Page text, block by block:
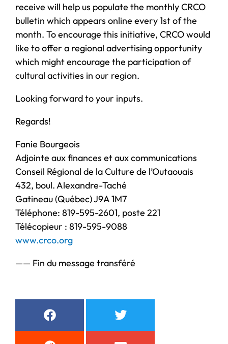
receive will help us populate the monthly CRCO
bulletin which appears online every 1st of the
month. To encourage this initiative, CRCO would
like to offer a regional advertising opportunity
which might encourage the participation of
cultural activities in our region.
Looking forward to your inputs.
Regards!
Fanie Bourgeois
Adjointe aux finances et aux communications
Conseil Régional de la Culture de l’Outaouais
432, boul. Alexandre-Taché
Gatineau (Québec) J9A 1M7
Téléphone: 819-595-2601, poste 221
Télécopieur : 819-595-9088
www.crco.org
—— Fin du message transféré